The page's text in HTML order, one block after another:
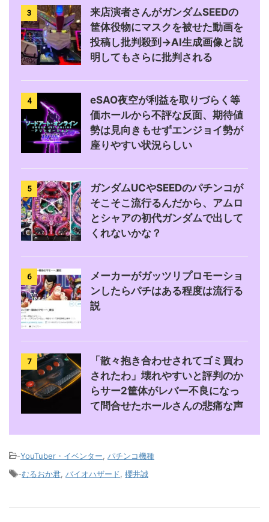
3
来店演者さんがガンダムSEEDの
筐体役物にマスクを被せた動画を
投稿し批判殺到→AI生成画像と説
明してもさらに批判される
4
eSAO夜空が利益を取りづらく等
価ホールから不評な反面、期待値
勢は見向きもせずエンジョイ勢が
座りやすい状況らしい
5
ガンダムUCやSEEDのパチンコが
そこそこ流行るんだから、アムロ
とシャアの初代ガンダムで出して
くれないかな？
6
メーカーがガッツリプロモーショ
ンしたらパチはある程度は流行る
説
7
「散々抱き合わせされてゴミ買わ
されたわ」壊れやすいと評判のか
らサー2筐体がレバー不良になっ
て問合せたホールさんの悲痛な声
-YouTuber・イベンター パチンコ機種
-むるおか君 バイオハザード 櫻井誠